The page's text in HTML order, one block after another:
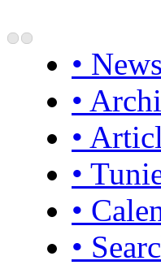
• News
•
•
•
•
•